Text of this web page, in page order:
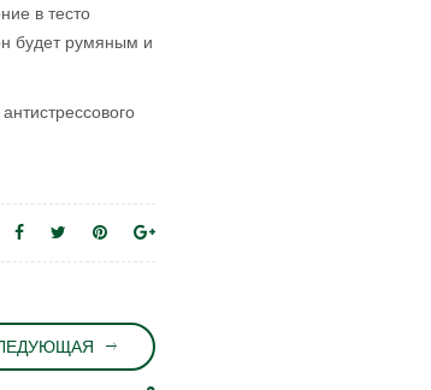
в тесто
будет румяным и